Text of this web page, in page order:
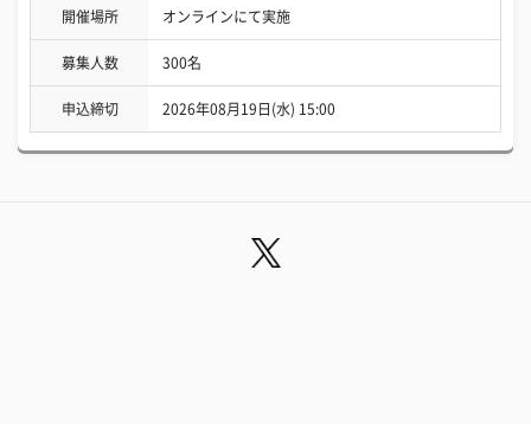
開催場所 オンラインにて実施
募集人数 300名
申込締切 2026年08月19日(水) 15:00